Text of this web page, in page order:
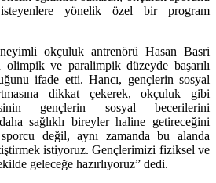
yönelik özel bir program
okçuluk antrenörü Hasan Basri
olimpik ve paralimpik düzeyde başarılı
ifade etti. Hancı, gençlerin sosyal
dikkat çekerek, okçuluk gibi
gençlerin sosyal becerilerini
sağlıklı bireyler haline getireceğini
değil, aynı zamanda bu alanda
istiyoruz. Gençlerimizi fiziksel ve
geleceğe hazırlıyoruz” dedi.